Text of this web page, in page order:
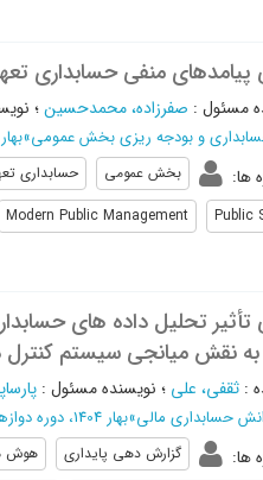
پیامدهای منفی حسابداری
مسئول : صفرزاده، محمدحسین؛
و بودجه ریزی بخش عمومی»بهار 1404 - شماره 19
ها: بخش عمومی حسابداری
Public
Modern Public Management
تأثیر تحلیل داده های
نقش میانجی سیستم کنترل
: ثقفی، علی ؛ نویسنده مسئول :
حسابداری مالی»بهار 1404، دوره دوازهم - شماره 1
ها: گزارش دهی پایداری هوش